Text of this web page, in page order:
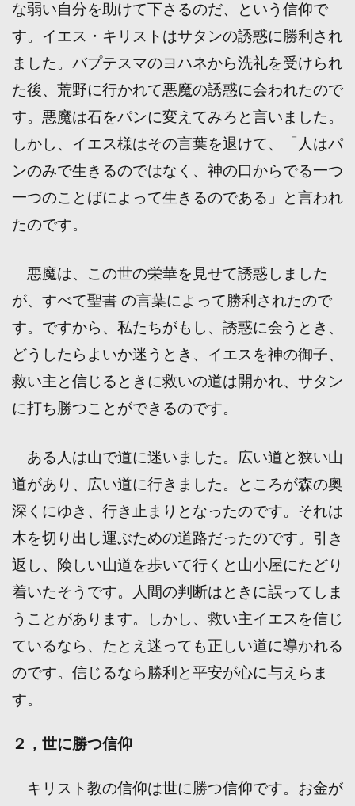
な弱い自分を助けて下さるのだ、という信仰で
す。イエス・キリストはサタンの誘惑に勝利され
ました。バプテスマのヨハネから洗礼を受けられ
た後、荒野に行かれて悪魔の誘惑に会われたので
す。悪魔は石をパンに変えてみろと言いました。
しかし、イエス様はその言葉を退けて、「人はパ
ンのみで生きるのではなく、神の口からでる一つ
一つのことばによって生きるのである」と言われ
たのです。
悪魔は、この世の栄華を見せて誘惑しました
が、すべて聖書 の言葉によって勝利されたので
す。ですから、私たちがもし、誘惑に会うとき、
どうしたらよいか迷うとき、イエスを神の御子、
救い主と信じるときに救いの道は開かれ、サタン
に打ち勝つことができるのです。
ある人は山で道に迷いました。広い道と狭い山
道があり、広い道に行きました。ところが森の奥
深くにゆき、行き止まりとなったのです。それは
木を切り出し運ぶための道路だったのです。引き
返し、険しい山道を歩いて行くと山小屋にたどり
着いたそうです。人間の判断はときに誤ってしま
うことがあります。しかし、救い主イエスを信じ
ているなら、たとえ迷っても正しい道に導かれる
のです。信じるなら勝利と平安が心に与えらま
す。
２，世に勝つ信仰
キリスト教の信仰は世に勝つ信仰です。お金が